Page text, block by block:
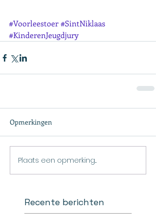
#Voorleestoer#SintNiklaas
#KinderenJeugdjury
Opmerkingen
Plaats een opmerking...
Recente berichten